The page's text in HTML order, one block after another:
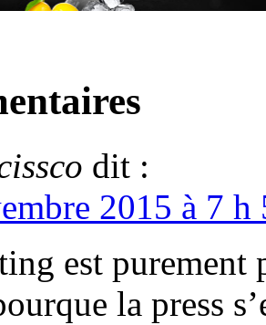
dit :
2015 à 7
est purement
la press